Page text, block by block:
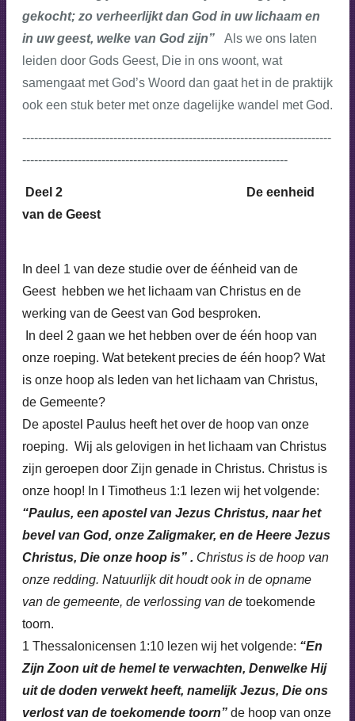
gekocht; zo verheerlijkt dan God in uw lichaam en
in uw geest, welke van God zijn” Als we ons laten
leiden door Gods Geest, Die in ons woont, wat
samengaat met God’s Woord dan gaat het in de praktijk
ook een stuk beter met onze dagelijke wandel met God.
------------------------------------------------------------------------------
-------------------------------------------------------------------
Deel 2 De eenheid
van de Geest
In deel 1 van deze studie over de éénheid van de
Geest hebben we het lichaam van Christus en de
werking van de Geest van God besproken.
In deel 2 gaan we het hebben over de één hoop van
onze roeping. Wat betekent precies de één hoop? Wat
is onze hoop als leden van het lichaam van Christus,
de Gemeente?
De apostel Paulus heeft het over de hoop van onze
roeping. Wij als gelovigen in het lichaam van Christus
zijn geroepen door Zijn genade in Christus. Christus is
onze hoop! In I Timotheus 1:1 lezen wij het volgende:
“Paulus, een apostel van Jezus Christus, naar het
bevel van God, onze Zaligmaker, en de Heere Jezus
Christus, Die onze hoop is” . Christus is de hoop van
onze redding. Natuurlijk dit houdt ook in de opname
van de gemeente, de verlossing van detoekomende
toorn.
1 Thessalonicensen 1:10 lezen wij het volgende: “En
Zijn Zoon uit de hemel te verwachten, Denwelke Hij
uit de doden verwekt heeft, namelijk Jezus, Die ons
verlost van de toekomende toorn”de hoop van onze